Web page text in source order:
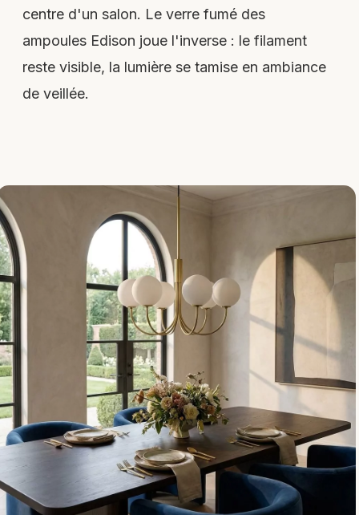
centre d'un salon. Le verre fumé des
ampoules Edison joue l'inverse : le filament
reste visible, la lumière se tamise en ambiance
de veillée.